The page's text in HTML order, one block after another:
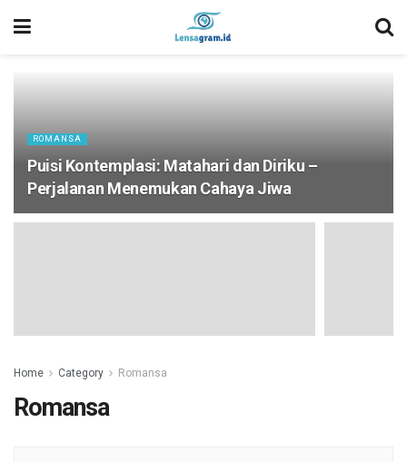
ROMANSA
Puisi Kontemplasi: Matahari dan Diriku –
Perjalanan Menemukan Cahaya Jiwa
Home Category Romansa
Romansa